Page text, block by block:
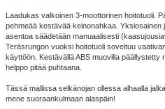
Laadukas valkoinen 3-moottorinen hoitotuoli.
pehmeää kestävää keinonahkaa. Yksiosainen
asentoa säädetään manuaalisesti
Teräsrungon vuoksi hoitotuoli soveltuu
käyttöön. Kestävällä ABS muovilla päällystetty
helppo pitää puhtaana.
Tässä mallissa selkänojan ollessa alhaalla
mene suoraankulmaan alaspäin!